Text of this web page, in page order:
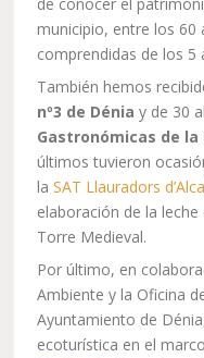
municipio, entre los 60
comprendidas de los 5
También hemos
nº3 de Dénia y de 30
Gastronómicas de
últimos tuvieron
laSAT Llauradors
elaboración de la
Torre Medieval.
Por último, en
Ambiente y la Oficina
Ayuntamiento de
ecoturística en el